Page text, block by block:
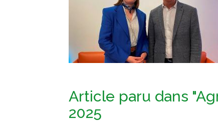
Article paru dans
2025